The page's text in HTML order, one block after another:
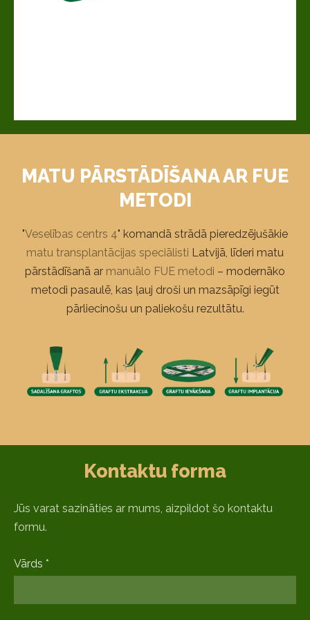
MATU PĀRSTĀDĪŠANA AR FUE
METODI
"Veselības centrs 4" komandā strādā pieredzējušākie
matu transplantācijas speciālisti Latvijā, līderi matu
pārstādīšanā ar manuālo FUE metodi – modernāko
metodi pasaulē, kas ļauj droši un mazsāpīgi iegūt
pārliecinošu un paliekošu rezultātu.
Kontaktu forma
Jūs varat sazināties ar mums, aizpildot šo kontaktu
formu.
Vārds *